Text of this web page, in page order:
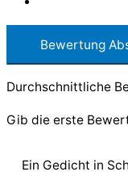
Bewertung
Durchschnittliche
Gib die erste
Ein Gedicht in